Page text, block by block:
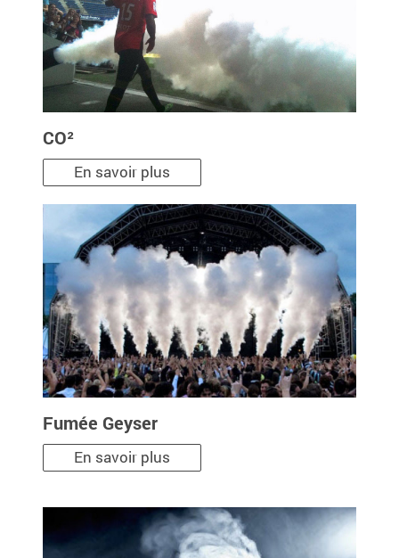
CO²
En savoir plus
Fumée Geyser
En savoir plus